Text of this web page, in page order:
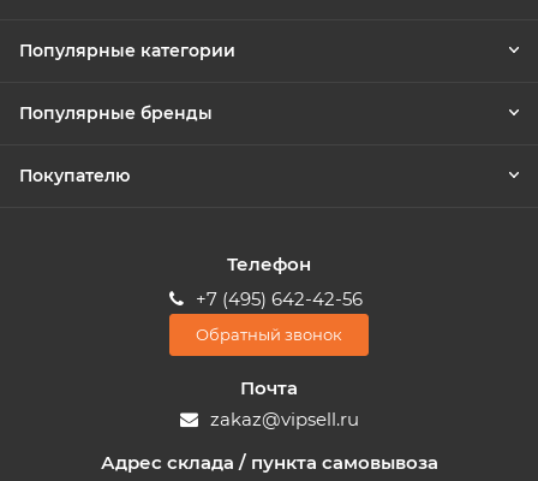
Популярные категории
Популярные бренды
Покупателю
Телефон
+7 (495) 642-42-56
Обратный звонок
Почта
zakaz@vipsell.ru
Адрес склада / пункта самовывоза